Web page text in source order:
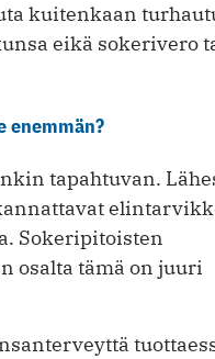
kuitenkaan
eikä sokerivero
enemmän?
tapahtuvan.
Sokeripitoisten
osalta tämä on juuri